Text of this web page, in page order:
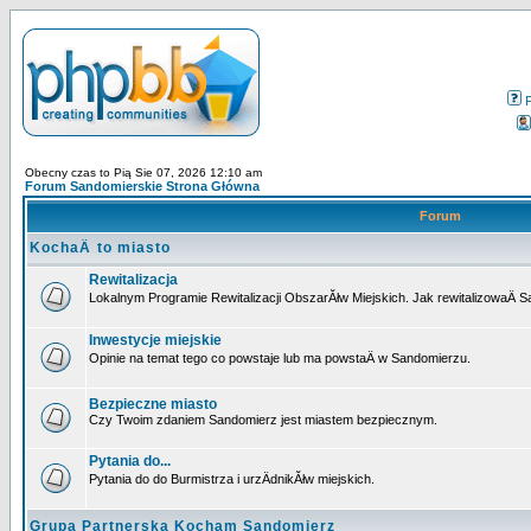
Obecny czas to Pią Sie 07, 2026 12:10 am
Forum Sandomierskie Strona Główna
Forum
KochaÄ to miasto
Rewitalizacja
Lokalnym Programie Rewitalizacji ObszarĂłw Miejskich. Jak rewitalizowaÄ
Inwestycje miejskie
Opinie na temat tego co powstaje lub ma powstaÄ w Sandomierzu.
Bezpieczne miasto
Czy Twoim zdaniem Sandomierz jest miastem bezpiecznym.
Pytania do...
Pytania do do Burmistrza i urzÄdnikĂłw miejskich.
Grupa Partnerska Kocham Sandomierz